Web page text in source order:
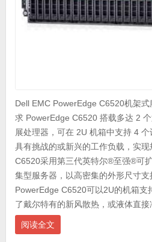
Dell EMC PowerEdge C6520机架
求 PowerEdge C6520 搭载多达 2
展处理器，可在 2U 机箱中支持 4
具有挑战的或新兴的工作负载，实
C6520采用第三代英特尔®至强®可
集型服务器，以高密集的外形尺寸支
PowerEdge C6520可以2U的机箱支
了戴尔特有的新风散热，或液体直接
阅读全文